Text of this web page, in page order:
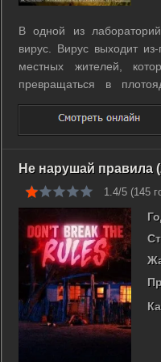
В одной из
вирус. Вирус выходит
местных жителей,
превращаться в
держат оборону в
спасение.. ...
Не нарушай правила
1.4/5 (145